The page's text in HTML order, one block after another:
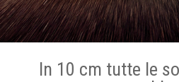
In 10 cm tutte le